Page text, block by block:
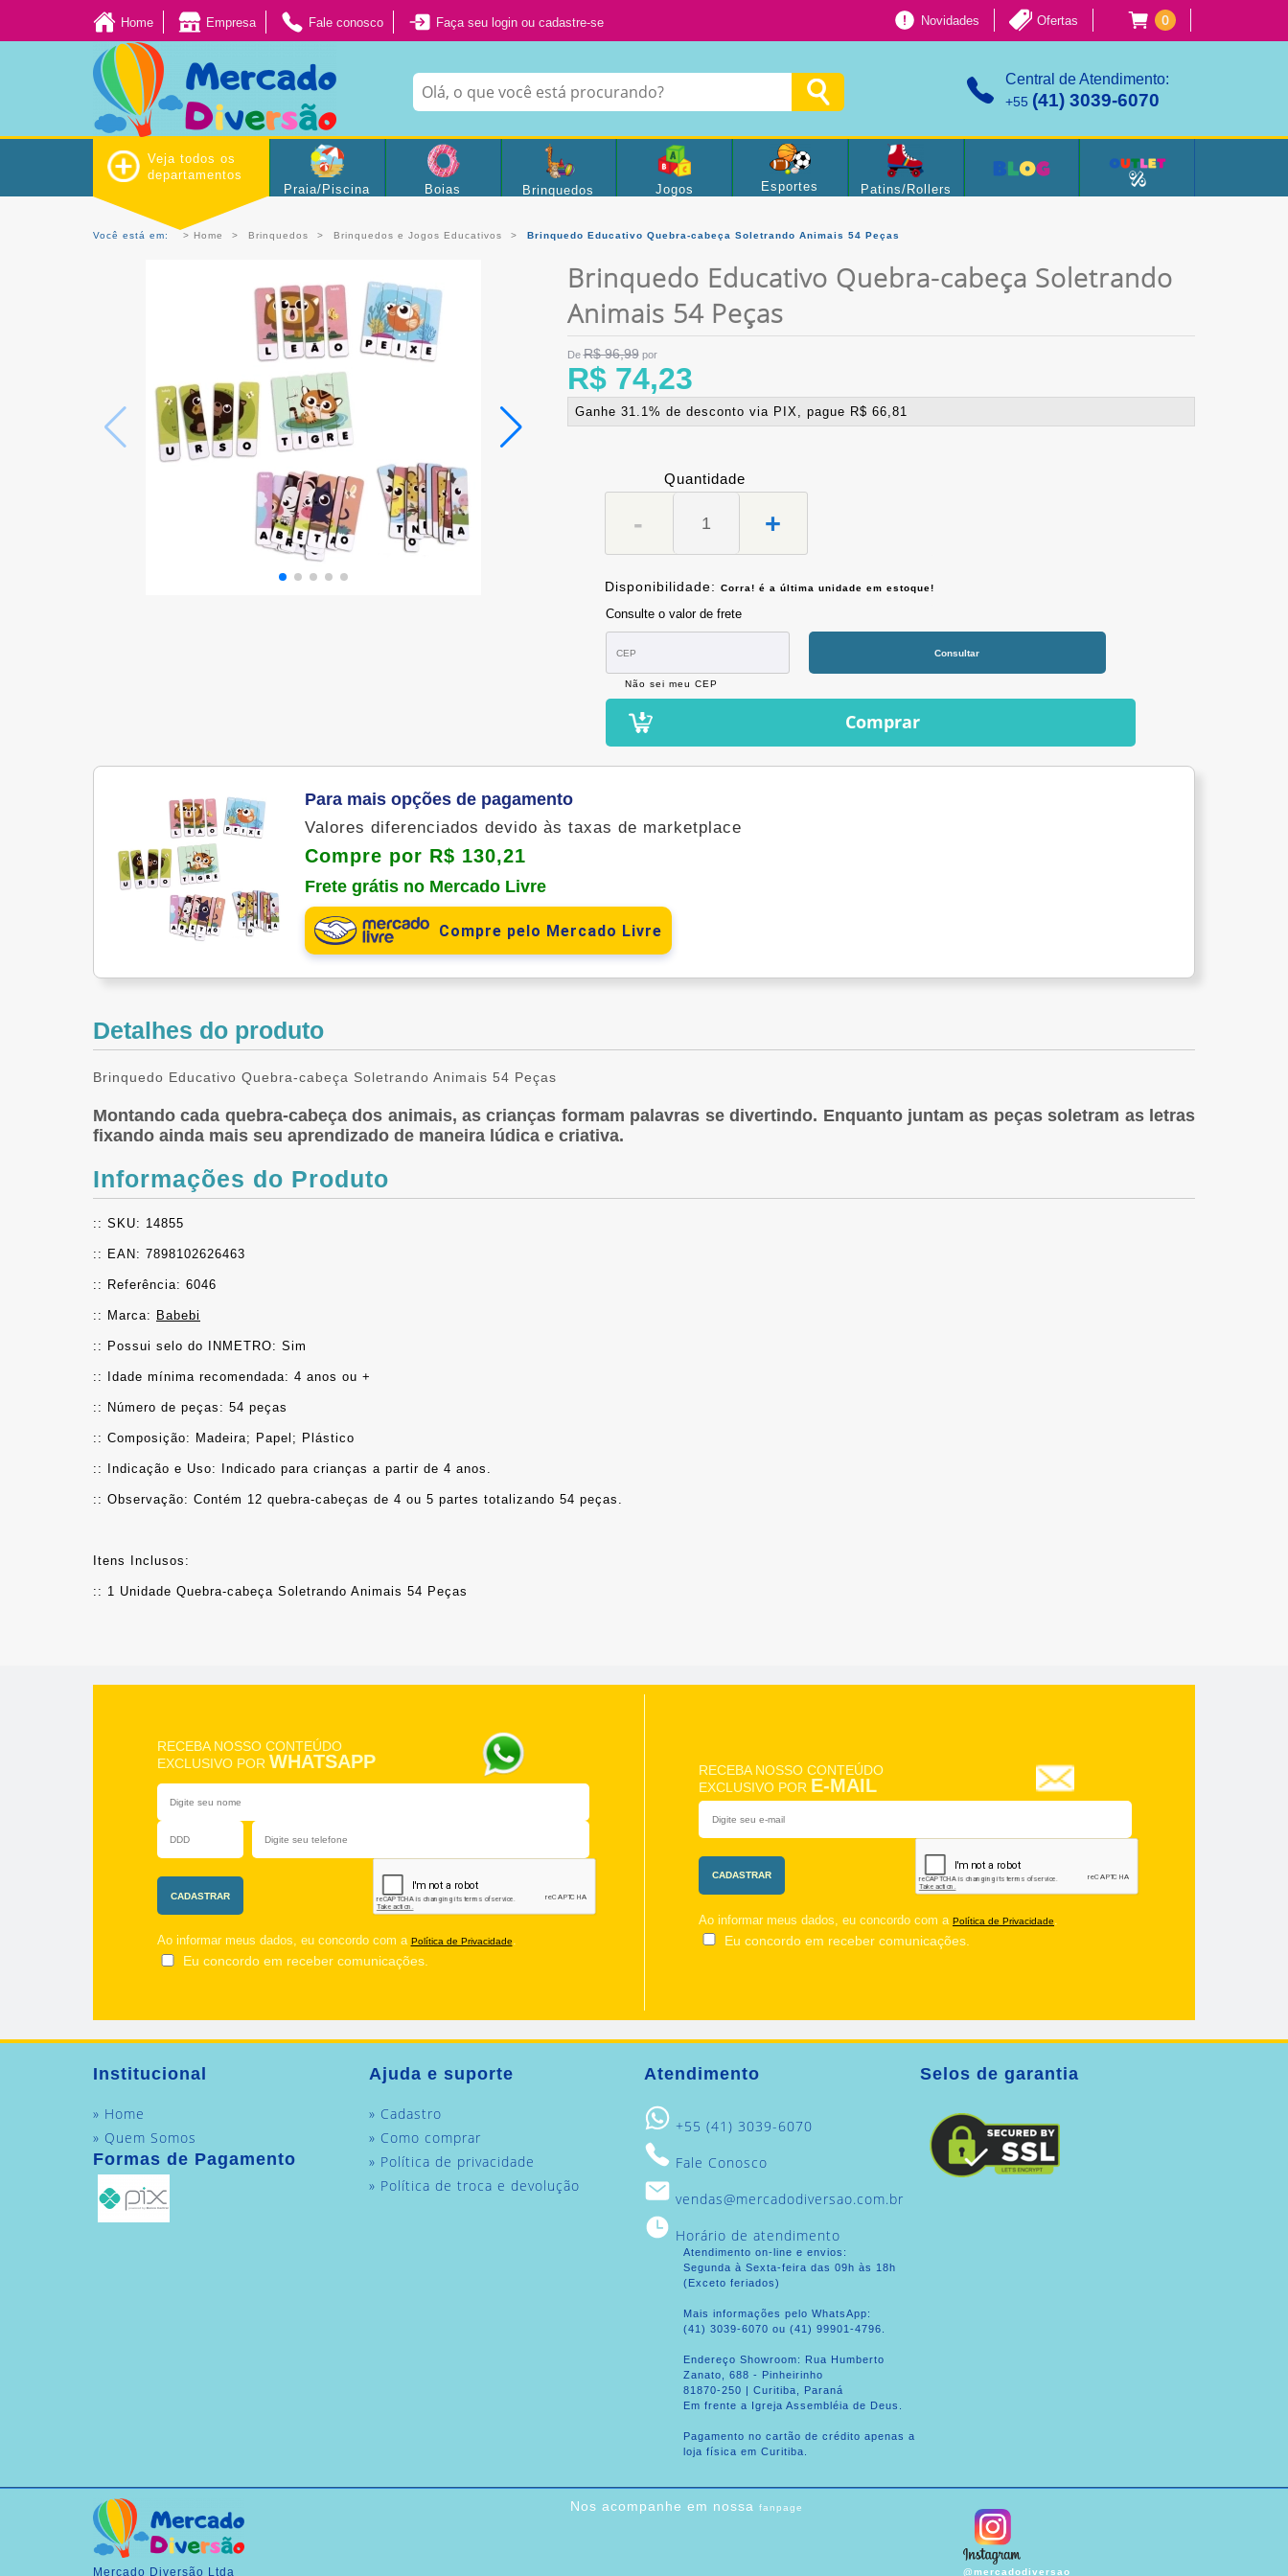
Home Empresa Fale conosco Faça seu login ou cadastre-se 0
Novidades Ofertas
Central de Atendimento:
+55 (41) 3039-6070
Veja todos os
departamentos
Praia/Piscina
Boias Brinquedos Jogos Esportes Patins/Rollers
Você está em: Home Brinquedos Brinquedos e Jogos Educativos Brinquedo Educativo Quebra-cabeça Soletrando Animais 54 Peças
Brinquedo Educativo Quebra-cabeça Soletrando
Animais 54 Peças
DeR$ 96,99por
R$ 74,23
Ganhe 31.1% de desconto via PIX, pague R$ 66,81
Quantidade
- +
Disponibilidade: Corra! é a última unidade em estoque!
Consulte o valor de frete
Consultar
Não sei meu CEP
Comprar
Para mais opções de pagamento
Valores diferenciados devido às taxas de marketplace
Compre por R$ 130,21
Frete grátis no Mercado Livre
Compre pelo Mercado Livre
Detalhes do produto
Brinquedo Educativo Quebra-cabeça Soletrando Animais 54 Peças
Montando cada quebra-cabeça dos animais, as crianças formam palavras se divertindo. Enquanto juntam as peças soletram as letras
fixando ainda mais seu aprendizado de maneira lúdica e criativa.
Informações do Produto
:: SKU: 14855
:: EAN: 7898102626463
:: Referência: 6046
:: Marca: Babebi
:: Possui selo do INMETRO: Sim
:: Idade mínima recomendada: 4 anos ou +
:: Número de peças: 54 peças
:: Composição: Madeira; Papel; Plástico
:: Indicação e Uso: Indicado para crianças a partir de 4 anos.
:: Observação: Contém 12 quebra-cabeças de 4 ou 5 partes totalizando 54 peças.
Itens Inclusos:
:: 1 Unidade Quebra-cabeça Soletrando Animais 54 Peças
RECEBA NOSSO CONTEÚDO
EXCLUSIVO POR WHATSAPP
Ao informar meus dados, eu concordo com a Política de Privacidade.
Eu concordo em receber comunicações.
RECEBA NOSSO CONTEÚDO
EXCLUSIVO POR E-MAIL
Ao informar meus dados, eu concordo com a Política de Privacidade.
Eu concordo em receber comunicações.
Institucional
» Home
» Quem Somos
Formas de Pagamento
Ajuda e suporte
» Cadastro
» Como comprar
» Política de privacidade
» Política de troca e devolução
Atendimento
+55 (41) 3039-6070
Fale Conosco
vendas@mercadodiversao.com.br
Horário de atendimento
Atendimento on-line e envios:
Segunda à Sexta-feira das 09h às 18h
(Exceto feriados)
Mais informações pelo WhatsApp:
(41) 3039-6070 ou (41) 99901-4796.
Endereço Showroom: Rua Humberto
Zanato, 688 - Pinheirinho
81870-250 | Curitiba, Paraná
Em frente a Igreja Assembléia de Deus.
Pagamento no cartão de crédito apenas a
loja física em Curitiba.
Selos de garantia
Mercado Diversão Ltda
Nos acompanhe em nossafanpage
@mercadodiversao